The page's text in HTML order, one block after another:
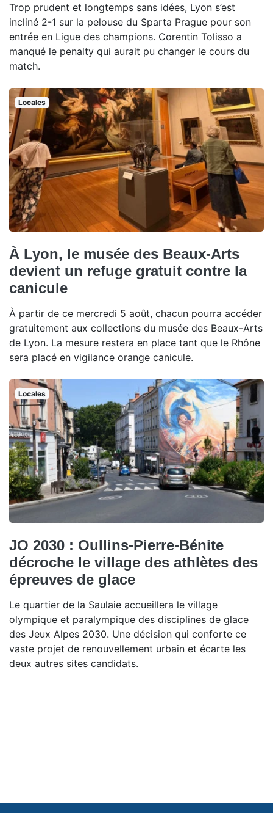
Trop prudent et longtemps sans idées, Lyon s’est
incliné 2-1 sur la pelouse du Sparta Prague pour son
entrée en Ligue des champions. Corentin Tolisso a
manqué le penalty qui aurait pu changer le cours du
match.
Locales
À Lyon, le musée des Beaux-Arts
devient un refuge gratuit contre la
canicule
À partir de ce mercredi 5 août, chacun pourra accéder
gratuitement aux collections du musée des Beaux-Arts
de Lyon. La mesure restera en place tant que le Rhône
sera placé en vigilance orange canicule.
Locales
JO 2030 : Oullins-Pierre-Bénite
décroche le village des athlètes des
épreuves de glace
Le quartier de la Saulaie accueillera le village
olympique et paralympique des disciplines de glace
des Jeux Alpes 2030. Une décision qui conforte ce
vaste projet de renouvellement urbain et écarte les
deux autres sites candidats.